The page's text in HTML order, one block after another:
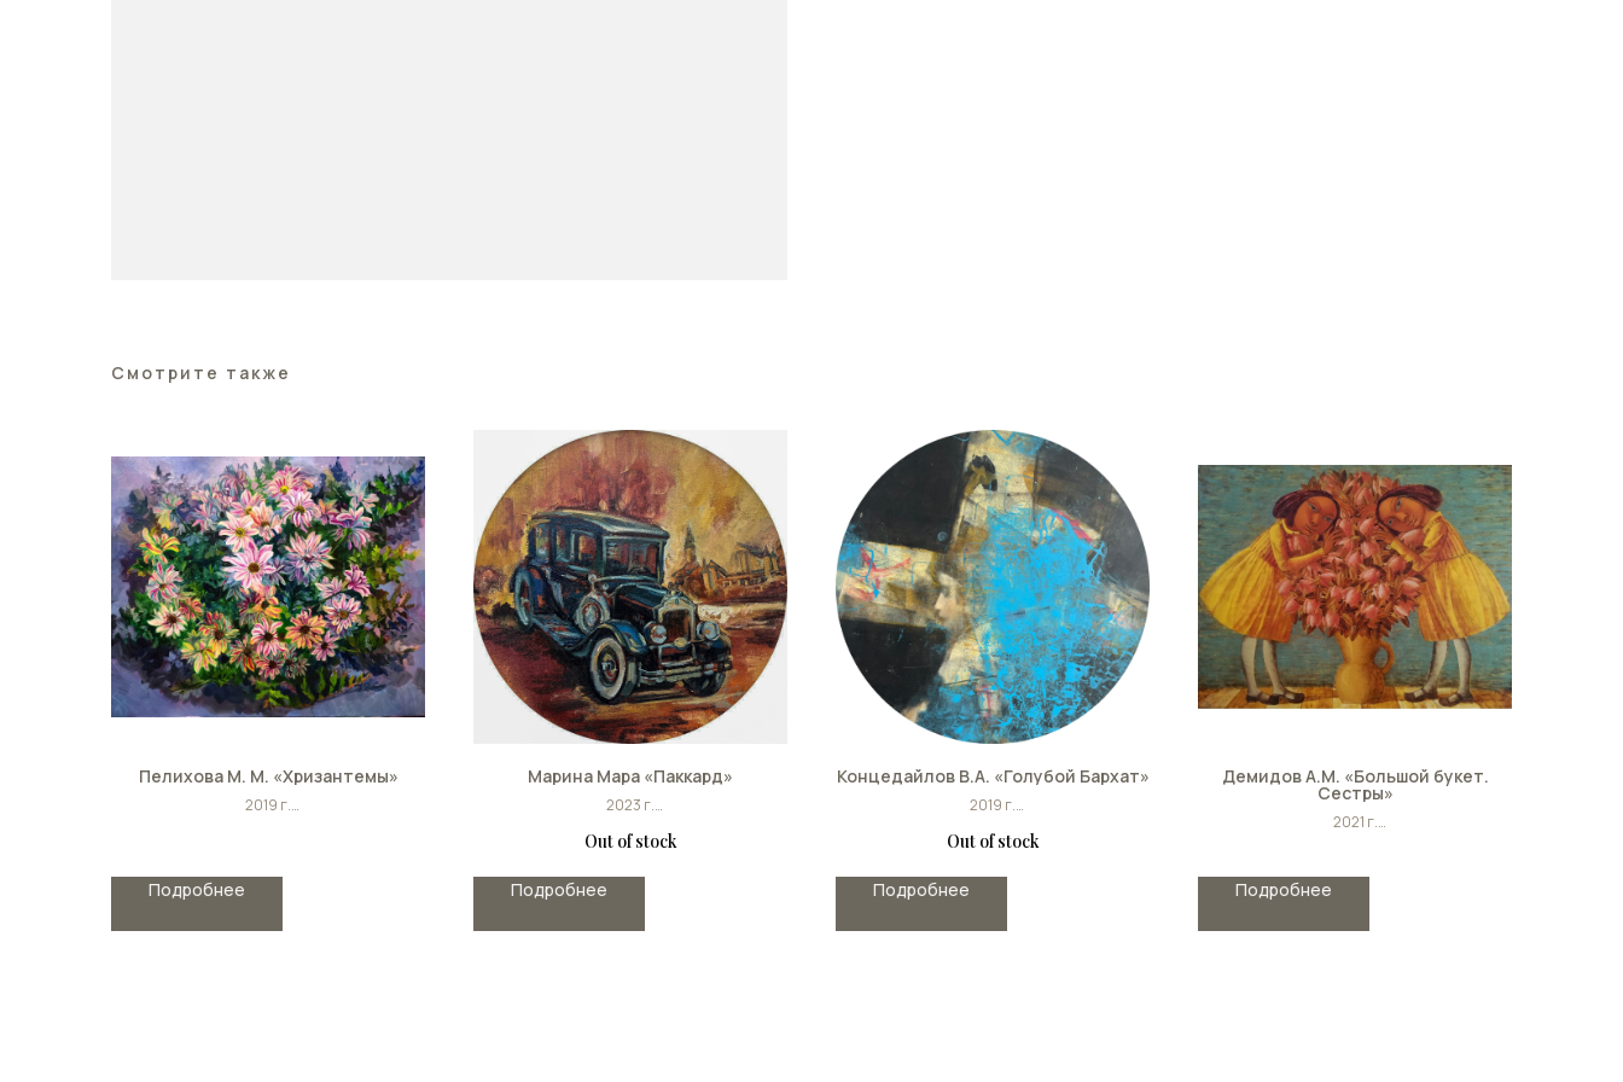
Смотрите также
Пелихова М. М. «Хризантемы»
2019 г.
Подробнее
Марина Мара «Паккард»
2023 г.
Размер: ∅ 30 см.
Out of stock
Подробнее
Концедайлов В.А. «Голубой Бархат»
2019 г.
∅ 90 см
Out of stock
Подробнее
Демидов А.М. «Большой букет.
Сестры»
2021 г.
Подробнее